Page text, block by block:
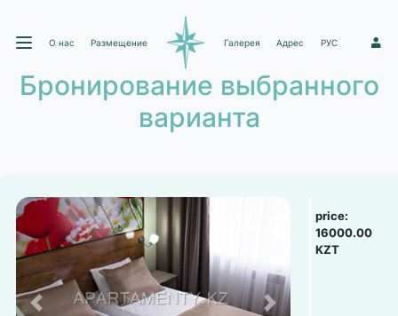
О нас Размещение Галерея Адрес РУС 1
Бронирование выбранного
варианта
Previous Next
price:
16000.00
KZT